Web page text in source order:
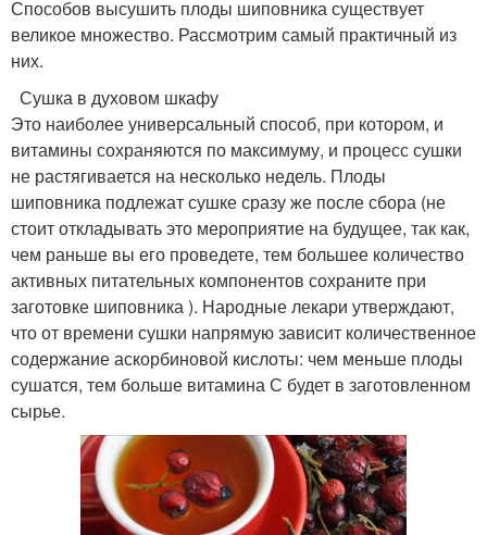
Способов высушить плоды шиповника существует
великое множество. Рассмотрим самый практичный из
них.
Сушка в духовом шкафу
Это наиболее универсальный способ, при котором, и
витамины сохраняются по максимуму, и процесс сушки
не растягивается на несколько недель. Плоды
шиповника подлежат сушке сразу же после сбора (не
стоит откладывать это мероприятие на будущее, так как,
чем раньше вы его проведете, тем большее количество
активных питательных компонентов сохраните при
заготовке шиповника ). Народные лекари утверждают,
что от времени сушки напрямую зависит количественное
содержание аскорбиновой кислоты: чем меньше плоды
сушатся, тем больше витамина С будет в заготовленном
сырье.